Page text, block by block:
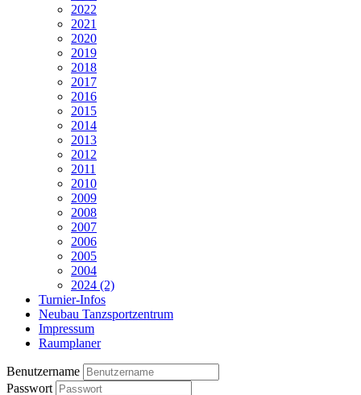
2022
2021
2020
2019
2018
2017
2016
2015
2014
2013
2012
2011
2010
2009
2008
2007
2006
2005
2004
2024 (2)
Turnier-Infos
Neubau Tanzsportzentrum
Impressum
Raumplaner
Benutzername
Passwort